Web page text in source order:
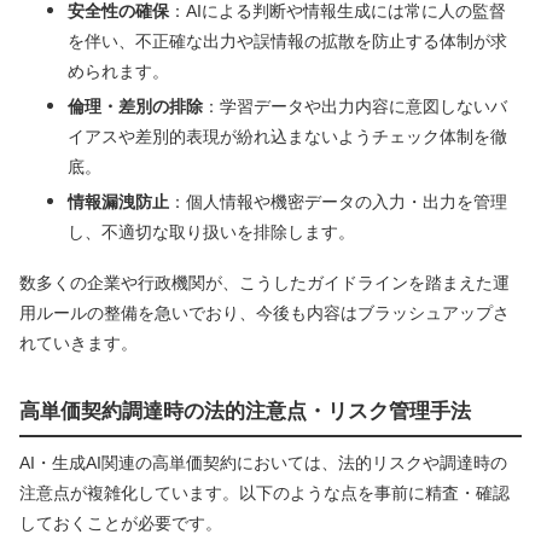
安全性の確保 ：AIによる判断や情報生成には常に人の監督
を伴い、不正確な出力や誤情報の拡散を防止する体制が求
められます。
倫理・差別の排除 ：学習データや出力内容に意図しないバ
イアスや差別的表現が紛れ込まないようチェック体制を徹
底。
情報漏洩防止 ：個人情報や機密データの入力・出力を管理
し、不適切な取り扱いを排除します。
数多くの企業や行政機関が、こうしたガイドラインを踏まえた運
用ルールの整備を急いでおり、今後も内容はブラッシュアップさ
れていきます。
高単価契約調達時の法的注意点・リスク管理手法
AI・生成AI関連の高単価契約においては、法的リスクや調達時の
注意点が複雑化しています。以下のような点を事前に精査・確認
しておくことが必要です。